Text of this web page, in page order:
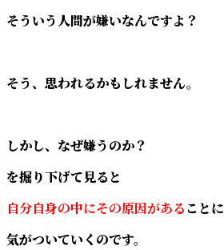
そういう人間が嫌いなんですよ？
そう、思われるかもしれません。
しかし、なぜ嫌うのか？
を掘り下げて見ると
自分自身の中にその原因があることに
気がついていくのです。